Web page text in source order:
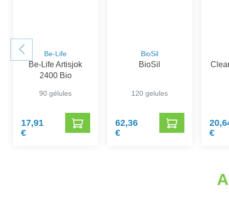
Be-Life
Be-Life Artisjok
2400 Bio
90 gélules
17,91
€
BioSil
BioSil
120 gelules
62,36
€
€